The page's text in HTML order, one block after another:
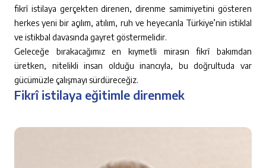
Fikrî istilaya eğitimle direnmek
fikrî istilaya gerçekten direnen, direnme samimiyetini gösteren
herkes yeni bir açılım, atılım, ruh ve heyecanla Türkiye’nin istiklal
ve istikbal davasında gayret göstermelidir.
Geleceğe bırakacağımız en kıymetli mirasın fikrî bakımdan
üretken, nitelikli insan olduğu inancıyla, bu doğrultuda var
gücümüzle çalışmayı sürdüreceğiz.